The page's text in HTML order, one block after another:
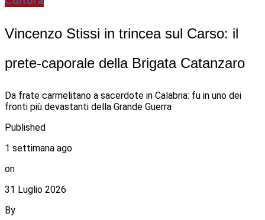
Vincenzo Stissi in trincea sul Carso: il
prete-caporale della Brigata Catanzaro
Da frate carmelitano a sacerdote in Calabria: fu in uno dei
fronti più devastanti della Grande Guerra
Published
1 settimana ago
on
31 Luglio 2026
By